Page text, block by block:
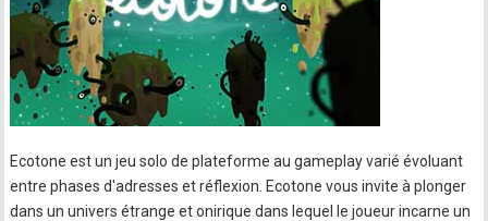
Ecotone est un jeu solo de plateforme au gameplay varié évoluant
entre phases d'adresses et réflexion. Ecotone vous invite à plonger
dans un univers étrange et onirique dans lequel le joueur incarne un